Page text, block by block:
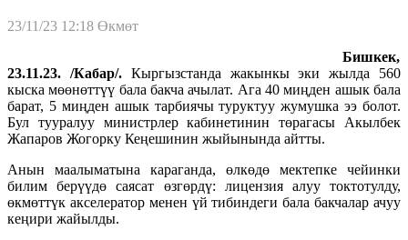
23/11/23 12:18 Өкмөт
Бишкек,
23.11.23. /Кабар/. Кыргызстанда жакынкы эки жылда 560
кыска мөөнөттүү бала бакча ачылат. Ага 40 миңден ашык бала
барат, 5 миңден ашык тарбиячы туруктуу жумушка ээ болот.
Бул тууралуу министрлер кабинетинин төрагасы Акылбек
Жапаров Жогорку Кеңешинин жыйынында айтты.
Анын маалыматына караганда, өлкөдө мектепке чейинки
билим берүүдө саясат өзгөрдү: лицензия алуу токтотулду,
өкмөттүк акселератор менен үй тибиндеги бала бакчалар ачуу
кеңири жайылды.